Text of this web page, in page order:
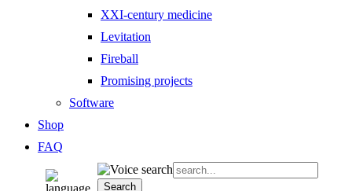
XXI-century medicine
Levitation
Fireball
Promising projects
Software
Shop
FAQ